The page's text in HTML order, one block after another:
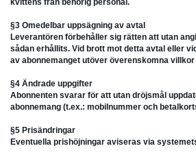
kvittens från behörig personal.
§3 Omedelbar uppsägning av avtal
Leverantören förbehåller sig rätten att utan
sådan erhållits. Vid brott mot detta avtal eller
av abonnemanget utöver överenskomna
§4 Ändrade uppgifter
Abonnenten svarar för att utan dröjsmål
abonnemang (t.ex.: mobilnummer och
§5 Prisändringar
Eventuella prishöjningar aviseras via